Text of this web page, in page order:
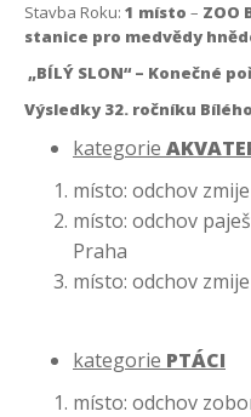
Stavba Roku: 1 místo – ZOO
stanice pro medvědy
„BÍLÝ SLON“ – Konečné
Výsledky 32. ročníku
kategorie
místo: odchov
místo: odchov
Praha
místo: odchov
kategorie PTÁCI
místo: odchov